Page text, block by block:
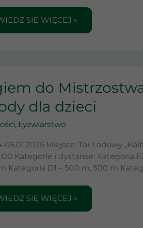
SIĘ WIĘCEJ »
do
dla dzieci
, Łyżwiarstwo
05.01.2025 Miejsce: Tor Lodowy
Kategorie i dystanse: Kategoria
Kategoria D1 – 500 m, 500 m
SIĘ WIĘCEJ »